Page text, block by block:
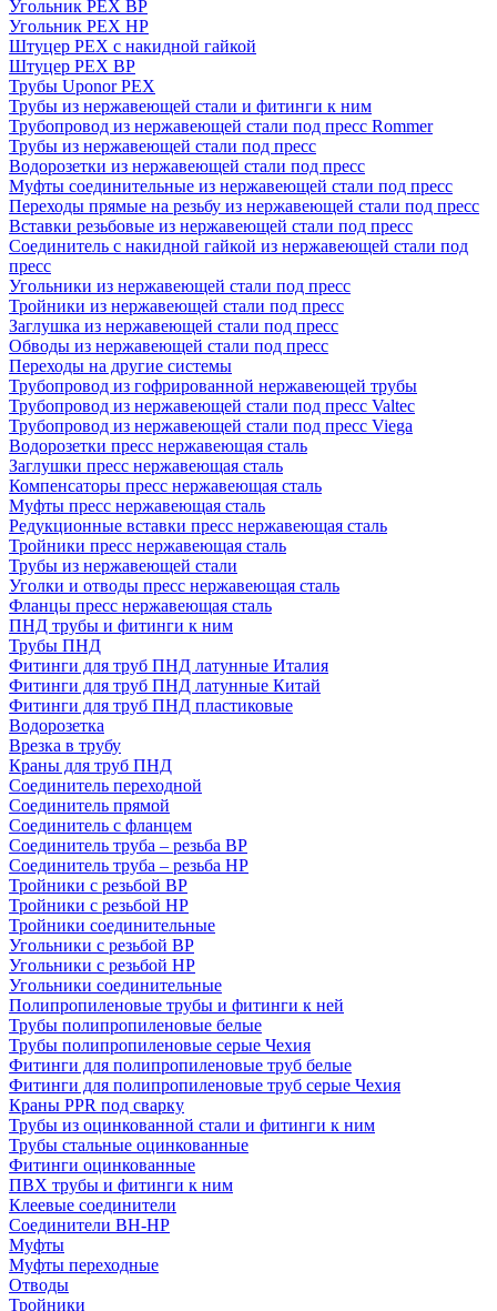
Угольник PEX ВР
Угольник PEX НР
Штуцер PEX c накидной гайкой
Штуцер PEX ВР
Трубы Uponor PEX
Трубы из нержавеющей стали и фитинги к ним
Трубопровод из нержавеющей стали под пресс Rommer
Трубы из нержавеющей стали под пресс
Водорозетки из нержавеющей стали под пресс
Муфты соединительные из нержавеющей стали под пресс
Переходы прямые на резьбу из нержавеющей стали под пресс
Вставки резьбовые из нержавеющей стали под пресс
Соединитель с накидной гайкой из нержавеющей стали под
пресс
Угольники из нержавеющей стали под пресс
Тройники из нержавеющей стали под пресс
Заглушка из нержавеющей стали под пресс
Обводы из нержавеющей стали под пресс
Переходы на другие системы
Трубопровод из гофрированной нержавеющей трубы
Трубопровод из нержавеющей стали под пресс Valtec
Трубопровод из нержавеющей стали под пресс Viega
Водорозетки пресс нержавеющая сталь
Заглушки пресс нержавеющая сталь
Компенсаторы пресс нержавеющая сталь
Муфты пресс нержавеющая сталь
Редукционные вставки пресс нержавеющая сталь
Тройники пресс нержавеющая сталь
Трубы из нержавеющей стали
Уголки и отводы пресс нержавеющая сталь
Фланцы пресс нержавеющая сталь
ПНД трубы и фитинги к ним
Трубы ПНД
Фитинги для труб ПНД латунные Италия
Фитинги для труб ПНД латунные Китай
Фитинги для труб ПНД пластиковые
Водорозетка
Врезка в трубу
Краны для труб ПНД
Соединитель переходной
Соединитель прямой
Соединитель с фланцем
Соединитель труба – резьба ВР
Соединитель труба – резьба НР
Тройники с резьбой ВР
Тройники с резьбой НР
Тройники соединительные
Угольники с резьбой ВР
Угольники с резьбой НР
Угольники соединительные
Полипропиленовые трубы и фитинги к ней
Трубы полипропиленовые белые
Трубы полипропиленовые серые Чехия
Фитинги для полипропиленовые труб белые
Фитинги для полипропиленовые труб серые Чехия
Краны PPR под сварку
Трубы из оцинкованной стали и фитинги к ним
Трубы стальные оцинкованные
Фитинги оцинкованные
ПВХ трубы и фитинги к ним
Клеевые соединители
Соединители ВН-НР
Муфты
Муфты переходные
Отводы
Тройники